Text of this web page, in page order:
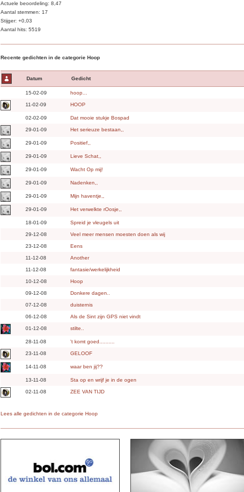
Actuele beoordeling: 8,47
Aantal stemmen: 17
Stijger: +0,03
Aantal hits: 5519
Recente gedichten in de categorie Hoop
Datum Gedicht
15-02-09 hoop...
11-02-09 HOOP
02-02-09 Dat mooie stukje Bospad
29-01-09 Het serieuze bestaan,,
29-01-09 Positief,,
29-01-09 Lieve Schat,,
29-01-09 Wacht Op mij!
29-01-09 Nadenken,,
29-01-09 Mijn haventje,,
29-01-09 Het verwelkte rOosje,,
18-01-09 Spreid je vleugels uit
29-12-08 Veel meer mensen moesten doen als wij
23-12-08 Eens
11-12-08 Another
11-12-08 fantasie/werkelijkheid
10-12-08 Hoop
09-12-08 Donkere dagen..
07-12-08 duisternis
06-12-08 Als de Sint zijn GPS niet vindt
01-12-08 stilte..
28-11-08 't komt goed..........
23-11-08 GELOOF
14-11-08 waar ben jij??
13-11-08 Sta op en wrijf je in de ogen
02-11-08 ZEE VAN TIJD
Lees alle gedichten in de categorie Hoop